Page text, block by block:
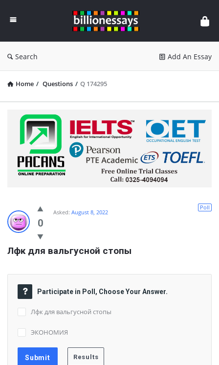
Essays
Search Add An Essay
Home / Questions / Q 174295
0
Poll
Asked: August 8, 2022
Лфк для вальгусной стопы
Participate in Poll, Choose Your Answer.
Лфк для вальгусной стопы
ЭКОНОМИЯ